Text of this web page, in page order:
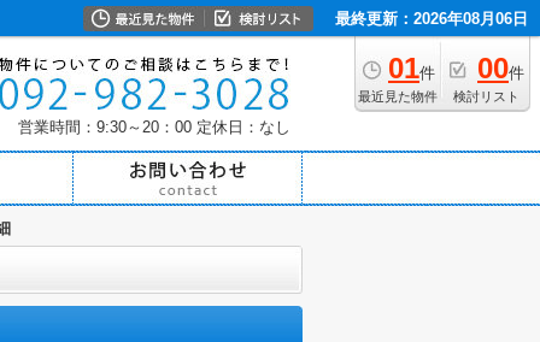
最終更新：2026年08月06日
01件
最近見た物件
00件
検討リスト
営業時間：9:30～20：00 定休日：なし